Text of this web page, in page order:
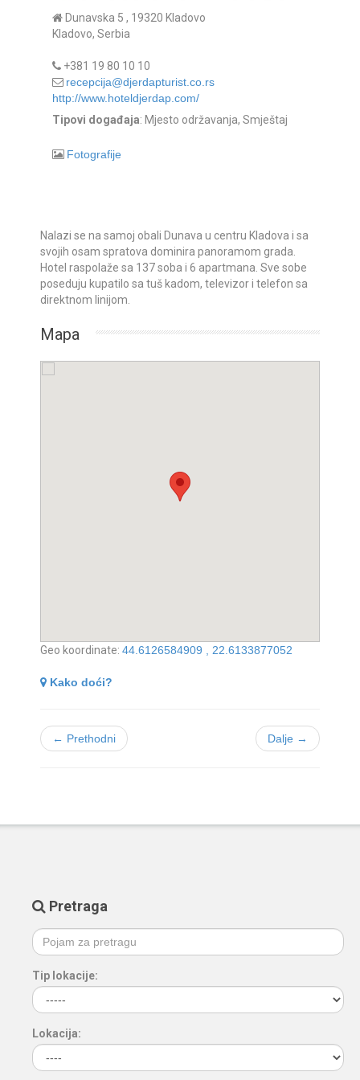
Dunavska 5 , 19320 Kladovo
Kladovo, Serbia
+381 19 80 10 10
recepcija@djerdapturist.co.rs
http://www.hoteldjerdap.com/
Tipovi događaja: Mjesto održavanja, Smještaj
Fotografije
Nalazi se na samoj obali Dunava u centru Kladova i sa
svojih osam spratova dominira panoramom grada.
Hotel raspolaže sa 137 soba i 6 apartmana. Sve sobe
poseduju kupatilo sa tuš kadom, televizor i telefon sa
direktnom linijom.
Mapa
Geo koordinate: 44.6126584909 , 22.6133877052
Kako doći?
← Prethodni Dalje →
Pretraga
Tip lokacije:
Lokacija: